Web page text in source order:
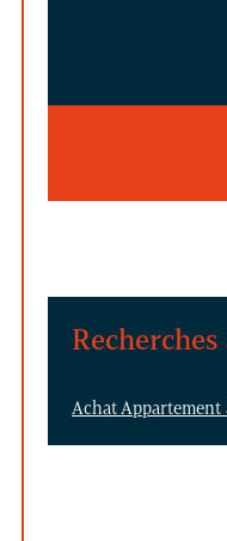
Recherches
Achat Appartement